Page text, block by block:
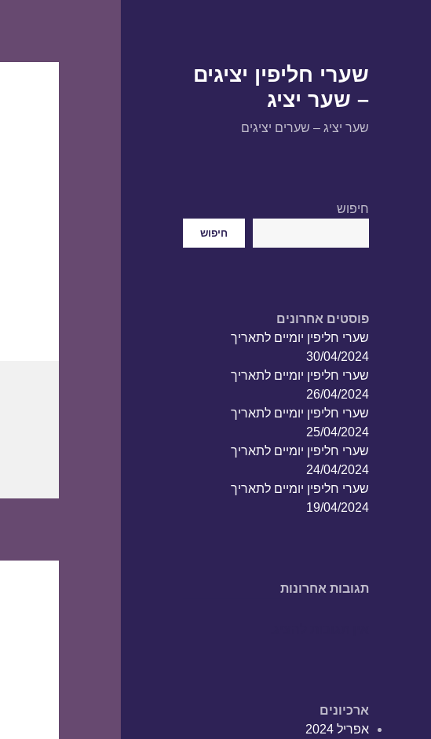
שערי חליפין יציגים
– שער יציג
שער יציג – שערים יציגים
חיפוש
חיפוש
פוסטים אחרונים
שערי חליפין יומיים לתאריך
30/04/2024
שערי חליפין יומיים לתאריך
26/04/2024
שערי חליפין יומיים לתאריך
25/04/2024
שערי חליפין יומיים לתאריך
24/04/2024
שערי חליפין יומיים לתאריך
19/04/2024
תגובות אחרונות
ארכיונים
אפריל 2024